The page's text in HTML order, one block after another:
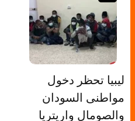
ليبيا تحظر دخول
مواطنى السودان
والصومال واريتريا